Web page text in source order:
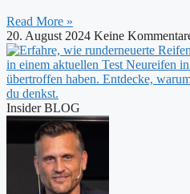
Read More »
20. August 2024 Keine
Insider BLOG